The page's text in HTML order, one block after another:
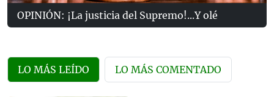
OPINIÓN: ¡La justicia del Supremo!...Y olé
LO MÁS LEÍDO LO MÁS COMENTADO